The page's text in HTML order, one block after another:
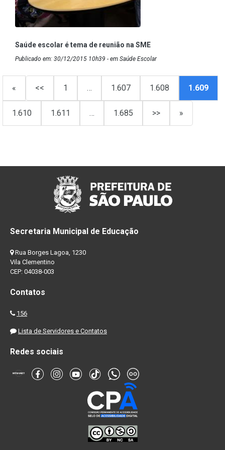
Saúde escolar é tema de reunião na SME
Publicado em: 30/12/2015 10h39 - em Saúde Escolar
« << 1 … 1.607 1.608 1.609
1.610 1.611 … 1.685 >> »
Secretaria Municipal de Educação
Rua Borges Lagoa, 1230
Vila Clementino
CEP: 04038-003
Contatos
156
Lista de Servidores e Contatos
Redes sociais